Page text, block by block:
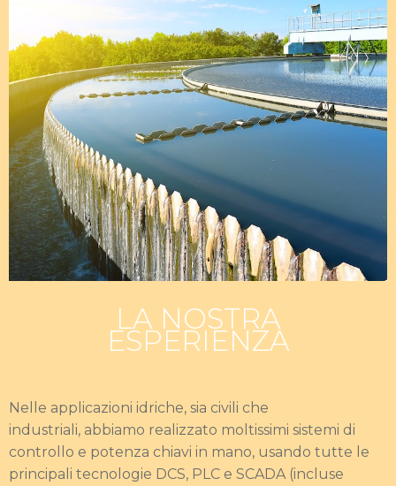
LA NOSTRA
ESPERIENZA
Nelle applicazioni idriche, sia civili che
industriali, abbiamo realizzato moltissimi sistemi di
controllo e potenza chiavi in mano, usando tutte le
principali tecnologie DCS, PLC e SCADA (incluse